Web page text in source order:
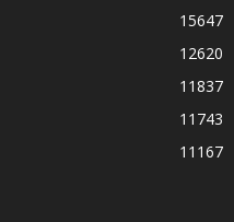
15647
12620
11837
11743
11167